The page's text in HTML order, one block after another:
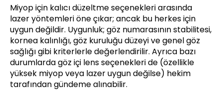
Miyop için kalıcı düzeltme seçenekleri arasında
lazer yöntemleri öne çıkar; ancak bu herkes için
uygun değildir. Uygunluk; göz numarasının stabilitesi,
kornea kalınlığı, göz kuruluğu düzeyi ve genel göz
sağlığı gibi kriterlerle değerlendirilir. Ayrıca bazı
durumlarda göz içi lens seçenekleri de (özellikle
yüksek miyop veya lazer uygun değilse) hekim
tarafından gündeme alınabilir.